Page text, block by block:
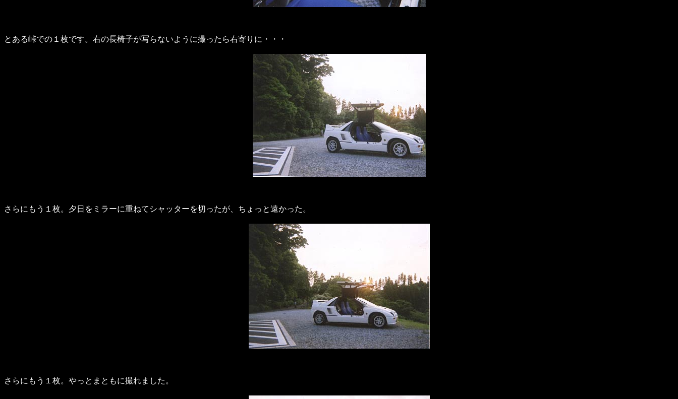
とある峠での１枚です。右の長椅子が写らないように撮ったら右寄りに・・・
さらにもう１枚。夕日をミラーに重ねてシャッターを切ったが、ちょっと遠かった。
さらにもう１枚。やっとまともに撮れました。